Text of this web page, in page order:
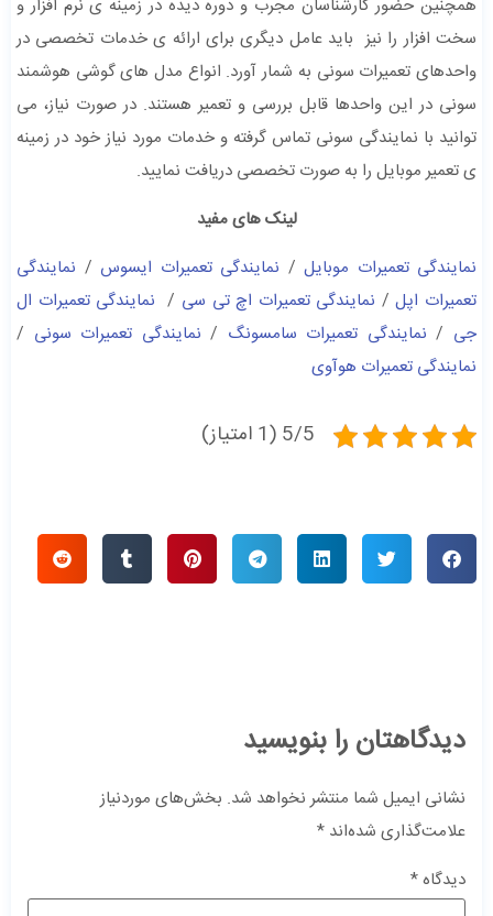
همچنین حضور کارشناسان مجرب و دوره دیده در زمینه ی نرم افزار و
سخت افزار را نیز باید عامل دیگری برای ارائه ی خدمات تخصصی در
واحدهای تعمیرات سونی به شمار آورد. انواع مدل های گوشی هوشمند
سونی در این واحدها قابل بررسی و تعمیر هستند. در صورت نیاز، می
توانید با نمایندگی سونی تماس گرفته و خدمات مورد نیاز خود در زمینه
ی تعمیر موبایل را به صورت تخصصی دریافت نمایید.
لینک های مفید
نمایندگی تعمیرات موبایل / نمایندگی تعمیرات ایسوس / نمایندگی
تعمیرات اپل/ نمایندگی تعمیرات اچ تی سی / نمایندگی تعمیرات ال
جی / نمایندگی تعمیرات سامسونگ / نمایندگی تعمیرات سونی /
نمایندگی تعمیرات هوآوی
5/5 (1 امتیاز)
دیدگاهتان را بنویسید
نشانی ایمیل شما منتشر نخواهد شد. بخش‌های موردنیاز
علامت‌گذاری شده‌اند *
دیدگاه*